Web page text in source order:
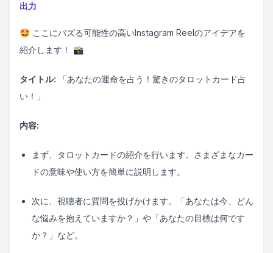
出力
🤩 ここにバズる可能性の高いInstagram Reelのアイデアを
紹介します！ 📸
タイトル: 「あなたの運命を占う！驚きのタロットカード占
い！」
内容:
まず、タロットカードの紹介を行います。さまざまなカー
ドの意味や使い方を簡単に説明します。
次に、視聴者に質問を投げかけます。「あなたは今、どん
な悩みを抱えていますか？」や「あなたの目標は何です
か？」など。